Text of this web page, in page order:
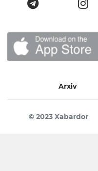
Arxiv
© 2023 Xabardor